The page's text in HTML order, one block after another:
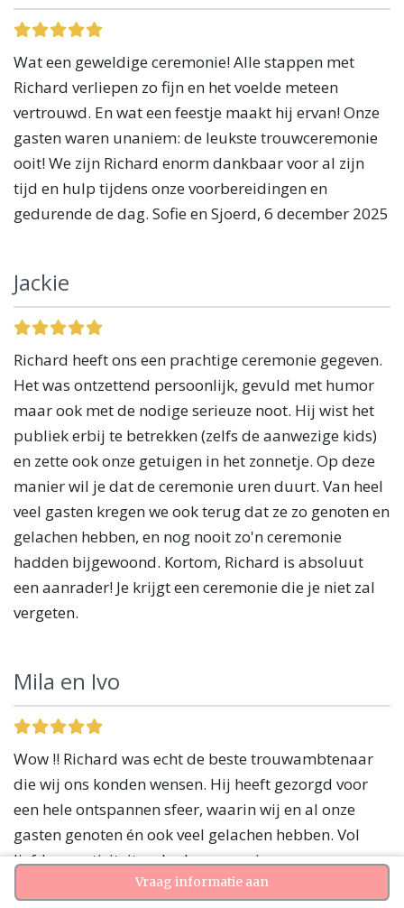
Vraag informatie aan
Wat een geweldige ceremonie! Alle stappen met
Richard verliepen zo fijn en het voelde meteen
vertrouwd. En wat een feestje maakt hij ervan! Onze
gasten waren unaniem: de leukste trouwceremonie
ooit! We zijn Richard enorm dankbaar voor al zijn
tijd en hulp tijdens onze voorbereidingen en
gedurende de dag. Sofie en Sjoerd, 6 december 2025
Jackie
Richard heeft ons een prachtige ceremonie gegeven.
Het was ontzettend persoonlijk, gevuld met humor
maar ook met de nodige serieuze noot. Hij wist het
publiek erbij te betrekken (zelfs de aanwezige kids)
en zette ook onze getuigen in het zonnetje. Op deze
manier wil je dat de ceremonie uren duurt. Van heel
veel gasten kregen we ook terug dat ze zo genoten en
gelachen hebben, en nog nooit zo'n ceremonie
hadden bijgewoond. Kortom, Richard is absoluut
een aanrader! Je krijgt een ceremonie die je niet zal
vergeten.
Mila en Ivo
Wow !! Richard was echt de beste trouwambtenaar
die wij ons konden wensen. Hij heeft gezorgd voor
een hele ontspannen sfeer, waarin wij en al onze
gasten genoten én ook veel gelachen hebben. Vol
liefde, creativiteit en leuke verrassingen voor ons en
het publiek. Dankjewel Richard :) Mila en Ivo